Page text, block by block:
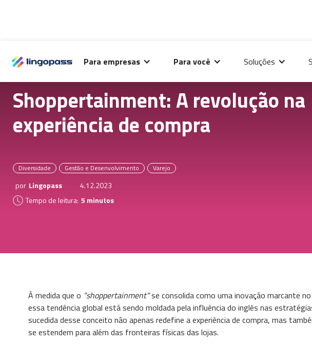
Para empresas Para você Soluções
deste site e melhorar sua experiência de navegação.
Shoppertainment: A revolução na
experiência de compra
Diversidade Gestão e Desenvolvimento Varejo
por Lingopass
4.12.2023
Tempo de leitura: 5 minutos
À medida que o "shoppertainment"se consolida como uma inovação marcante no
essa tendência global está sendo moldada pela influência do inglês nas
sucedida desse conceito não apenas redefine a experiência de compra, mas
se estendem para além das fronteiras físicas das lojas.